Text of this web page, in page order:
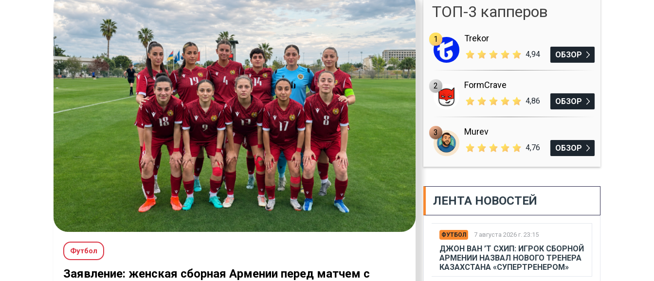
Футбол
Заявление: женская сборная Армении перед матчем с
ТОП-3 капперов
1 Trekor
4,94 ОБЗОР
2 FormCrave
4,86 ОБЗОР
3 Murev
4,76 ОБЗОР
ЛЕНТА НОВОСТЕЙ
ФУТБОЛ 7 августа 2026 г. 23:15
ДЖОН ВАН ’Т СХИП: ИГРОК СБОРНОЙ
АРМЕНИИ НАЗВАЛ НОВОГО ТРЕНЕРА
КАЗАХСТАНА «СУПЕРТРЕНЕРОМ»